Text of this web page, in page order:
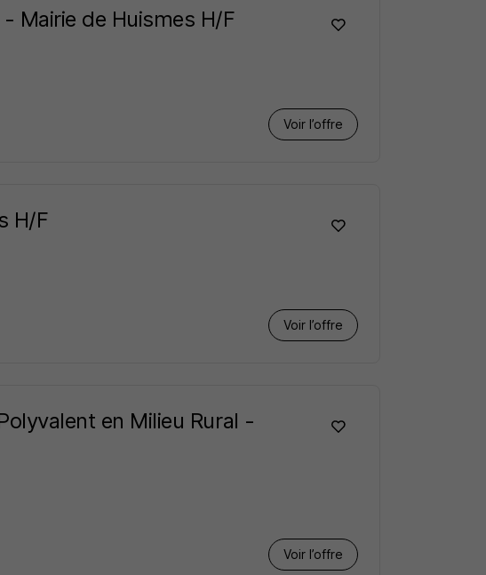
Mairie de Huismes H/F
Voir l’offre
H/F
Voir l’offre
en Milieu Rural -
Voir l’offre